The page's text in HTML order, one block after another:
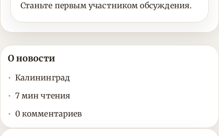
Станьте первым участником обсуждения.
О новости
Калининград
7 мин чтения
0 комментариев